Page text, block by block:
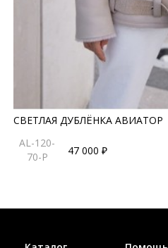
СВЕТЛАЯ ДУБЛЁНКА АВИАТОР
AL-120-
70-P
47 000 ₽